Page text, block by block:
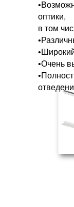
оптики,
в том
•Очень